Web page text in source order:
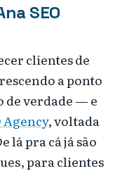
SEO
clientes de
a ponto
de verdade — e
Agency, voltada
lá pra cá já são
para clientes